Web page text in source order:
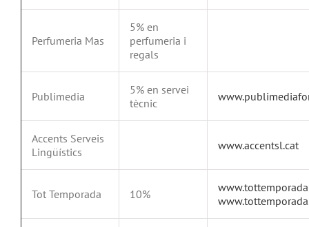
Perfumeria Mas
5% en
perfumeria i
regals
Publimedia
5% en servei
tècnic
Accents Serveis
Lingüístics
www.accentsl.cat
Tot Temporada 10%